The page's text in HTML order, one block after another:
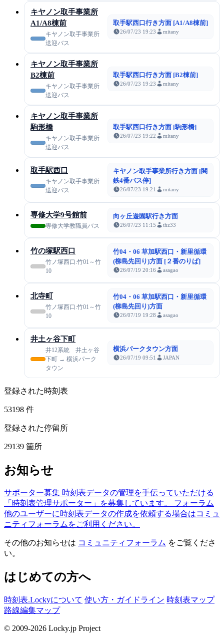
キヤノン取手事業所
A1/A8棟前
キヤノン取手事業所
送迎バス
取手駅西口行き方面 [A1/A8棟前]
26/07/23 19:23 mitany
キヤノン取手事業所
B2棟前
キヤノン取手事業所
送迎バス
取手駅西口行き方面 [B2棟前]
26/07/23 19:23 mitany
キヤノン取手事業所
駒形橋
キヤノン取手事業所
送迎バス
取手駅西口行き方面 [駒形橋]
26/07/23 19:22 mitany
取手駅西口
キヤノン取手事業所
送迎バス
キヤノン取手事業所行き方面 [関
鉄4番バス停]
26/07/23 19:21 mitany
専修大学9号館前
専修大学教職員バス
向ヶ丘遊園駅行き方面
26/07/23 11:15 thz33
竹の塚駅西口
竹ノ塚西口:竹01～竹
10
竹04・06 草加駅西口・新里循環
(柳島先回り)方面 [２番のりば]
26/07/19 20:16 asagao
北寺町
竹ノ塚西口:竹01～竹
10
竹04・06 草加駅西口・新里循環
(柳島先回り)方面
26/07/19 19:28 asagao
井土ヶ谷下町
井12系統 井土ヶ谷
下町 → 横浜パーク
タウン
横浜パークタウン方面
26/07/19 09:51 JAPAN
登録された時刻表
53198 件
登録された停留所
29139 箇所
お知らせ
サポーター募集 時刻表データの管理を手伝っていただける
「時刻表管理サポーター」を募集しています。
フォーラム
他のユーザーに時刻表データの作成を依頼する場合はコミュ
ニティフォーラムをご利用ください。
その他のお知らせは コミュニティフォーラム をご覧くださ
い。
はじめての方へ
時刻表.Lockyについて 使い方・ガイドライン 時刻表マップ
路線編集マップ
© 2009-2026 Locky.jp Project